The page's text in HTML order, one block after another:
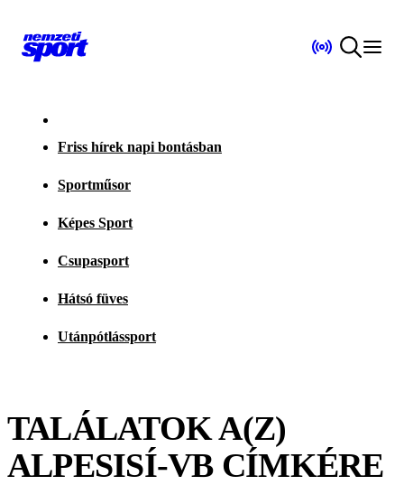
Friss hírek napi bontásban
Sportműsor
Képes Sport
Csupasport
Hátsó füves
Utánpótlássport
TALÁLATOK A(Z)
ALPESISÍ-VBCÍMKÉRE